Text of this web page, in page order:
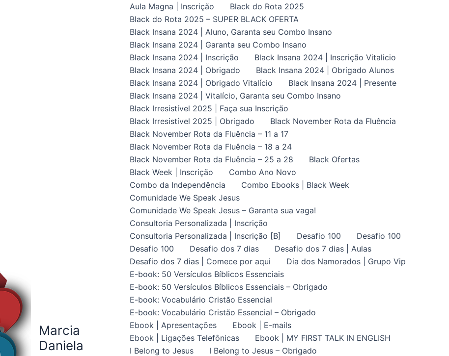
Marcia
Daniela
Aula Magna | Inscrição
Black do Rota 2025
Black do Rota 2025 – SUPER BLACK OFERTA
Black Insana 2024 | Aluno, Garanta seu Combo Insano
Black Insana 2024 | Garanta seu Combo Insano
Black Insana 2024 | Inscrição
Black Insana 2024 | Inscrição Vitalicio
Black Insana 2024 | Obrigado
Black Insana 2024 | Obrigado Alunos
Black Insana 2024 | Obrigado Vitalício
Black Insana 2024 | Presente
Black Insana 2024 | Vitalício, Garanta seu Combo Insano
Black Irresistível 2025 | Faça sua Inscrição
Black Irresistível 2025 | Obrigado
Black November Rota da Fluência
Black November Rota da Fluência – 11 a 17
Black November Rota da Fluência – 18 a 24
Black November Rota da Fluência – 25 a 28
Black Ofertas
Black Week | Inscrição
Combo Ano Novo
Combo da Independência
Combo Ebooks | Black Week
Comunidade We Speak Jesus
Comunidade We Speak Jesus – Garanta sua vaga!
Consultoria Personalizada | Inscrição
Consultoria Personalizada | Inscrição [B]
Desafio 100
Desafio 100
Desafio 100
Desafio dos 7 dias
Desafio dos 7 dias | Aulas
Desafio dos 7 dias | Comece por aqui
Dia dos Namorados | Grupo Vip
E-book: 50 Versículos Bíblicos Essenciais
E-book: 50 Versículos Bíblicos Essenciais – Obrigado
E-book: Vocabulário Cristão Essencial
E-book: Vocabulário Cristão Essencial – Obrigado
Ebook | Apresentações
Ebook | E-mails
Ebook | Ligações Telefônicas
Ebook | MY FIRST TALK IN ENGLISH
I Belong to Jesus
I Belong to Jesus – Obrigado